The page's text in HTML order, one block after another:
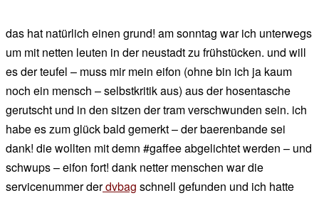
das hat natürlich einen grund! am sonntag war ich unterwegs
um mit netten leuten in der neustadt zu frühstücken. und will
es der teufel – muss mir mein eifon (ohne bin ich ja kaum
noch ein mensch – selbstkritik aus) aus der hosentasche
gerutscht und in den sitzen der tram verschwunden sein. ich
habe es zum glück bald gemerkt – der baerenbande sei
dank! die wollten mit demn #gaffee abgelichtet werden – und
schwups – eifon fort! dank netter menschen war die
servicenummer derdvbag schnell gefunden und ich hatte